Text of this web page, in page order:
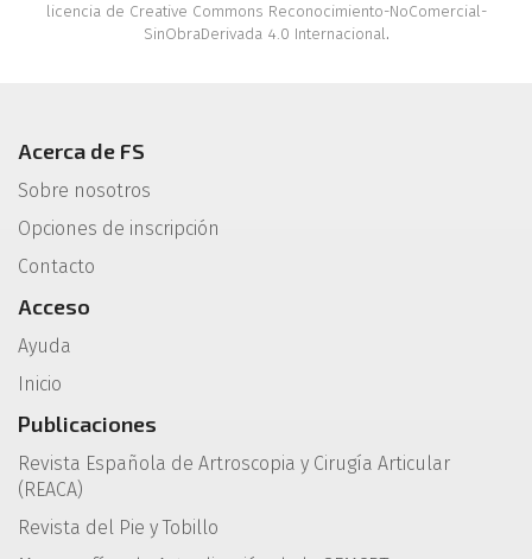
licencia de Creative Commons Reconocimiento-NoComercial-
SinObraDerivada 4.0 Internacional.
Acerca de FS
Sobre nosotros
Opciones de inscripción
Contacto
Acceso
Ayuda
Inicio
Publicaciones
Revista Española de Artroscopia y Cirugía Articular
(REACA)
Revista del Pie y Tobillo